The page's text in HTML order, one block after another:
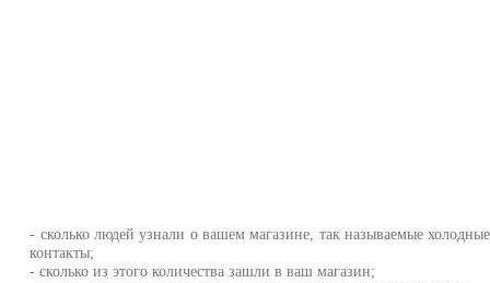
- сколько людей узнали о вашем магазине, так называемые холодные
контакты;
- сколько из этого количества зашли в ваш магазин;